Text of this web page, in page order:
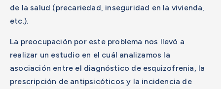
de la salud (precariedad, inseguridad en la vivienda,
etc.).
La preocupación por este problema nos llevó a
realizar un estudio en el cuál analizamos la
asociación entre el diagnóstico de esquizofrenia, la
prescripción de antipsicóticos y la incidencia de